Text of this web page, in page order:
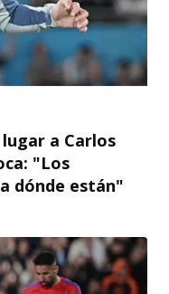
a Carlos
"Los
dónde están"